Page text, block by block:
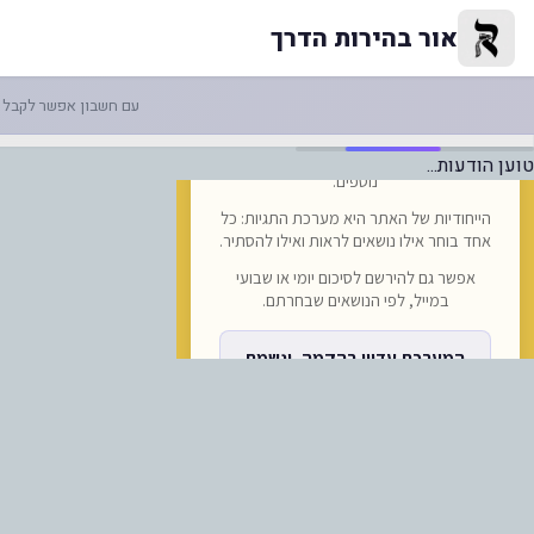
תמימי דרך: כינוס חיזוק
אור בהירות הדרך
עם חשבון אפשר לקבל
טוען הודעות...